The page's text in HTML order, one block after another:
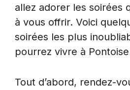
allez adorer les soirées
à vous offrir. Voici
soirées les plus
pourrez vivre à
Tout d’abord, rendez-